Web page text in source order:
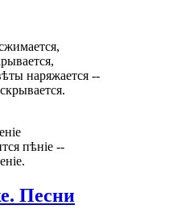
наряжается --
пѣніе --
Песни